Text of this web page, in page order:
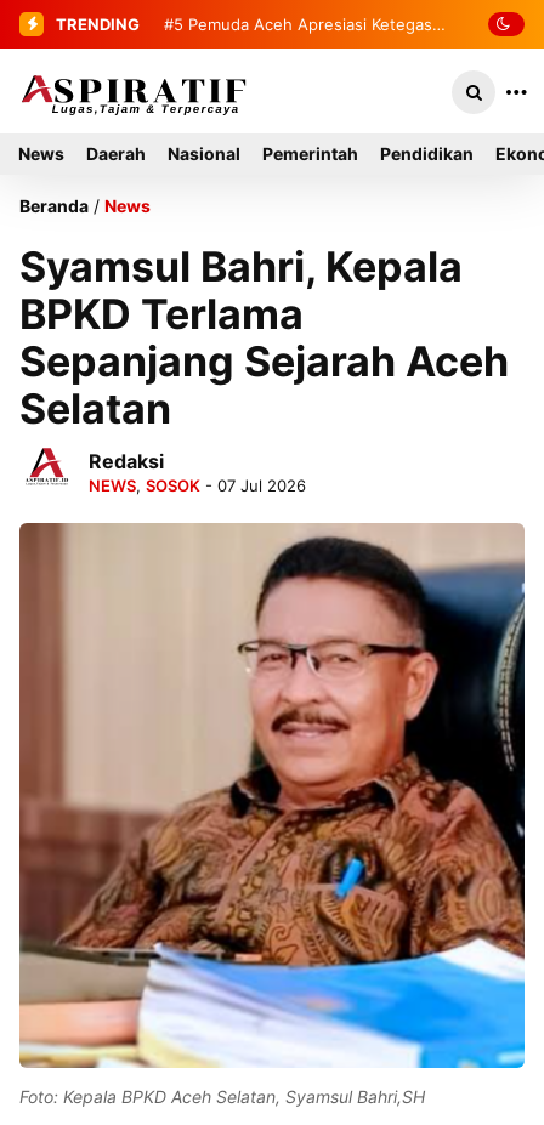
TRENDING #5 Pemuda Aceh Apresiasi Ketegasan
Perampokan Toko Emas
News Daerah Nasional Pemerintah Pendidikan
Beranda / News
Syamsul Bahri, Kepala
BPKD Terlama
Sepanjang Sejarah Aceh
Selatan
Redaksi
NEWS, SOSOK - 07 Jul 2026
Foto: Kepala BPKD Aceh Selatan, Syamsul Bahri,SH